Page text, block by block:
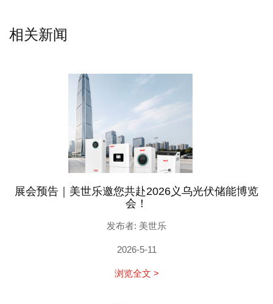
相关新闻
展会预告｜美世乐邀您共赴2026义乌光伏储能博览
会！
发布者: 美世乐
2026-5-11
浏览全文 >